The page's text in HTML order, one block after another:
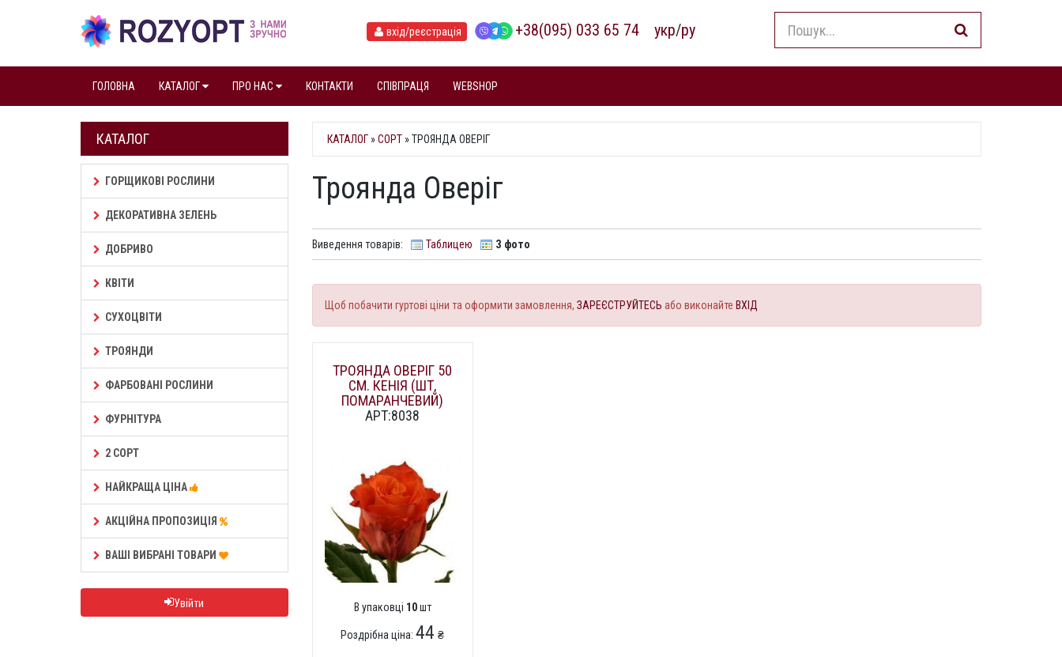
вхід/реєстрація +38(095) 033 65 74 укр/ру
ГОЛОВНА КАТАЛОГ ПРО НАС КОНТАКТИ СПІВПРАЦЯ WEBSHOP
КАТАЛОГ
ГОРЩИКОВІ РОСЛИНИ
ДЕКОРАТИВНА ЗЕЛЕНЬ
ДОБРИВО
КВІТИ
СУХОЦВІТИ
ТРОЯНДИ
ФАРБОВАНІ РОСЛИНИ
ФУРНІТУРА
2 СОРТ
НАЙКРАЩА ЦІНА
АКЦІЙНА ПРОПОЗИЦІЯ
ВАШІ ВИБРАНІ ТОВАРИ
Увійти
КАТАЛОГ»СОРТ» ТРОЯНДА ОВЕРІГ
Троянда Оверіг
Виведення товарів: Таблицею З фото
Щоб побачити гуртові ціни та оформити замовлення, ЗАРЕЄСТРУЙТЕСЬ або виконайте ВХІД
ТРОЯНДА ОВЕРІГ 50
СМ. КЕНІЯ (ШТ,
ПОМАРАНЧЕВИЙ)
АРТ:8038
В упаковці 10шт
Роздрібна ціна:44 ₴